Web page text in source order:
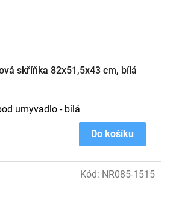
skříňka 82x51,5x43 cm, bílá
Do košíku
umyvadlo - bílá
Kód: NR085-1515